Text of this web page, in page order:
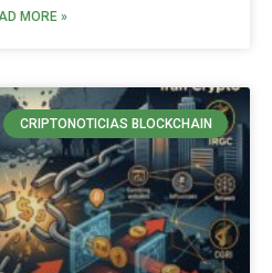
MORE »
CRIPTONOTICIAS BLOCKCHAIN